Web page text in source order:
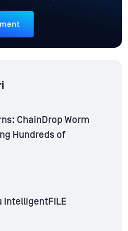
ChainDrop Worm
Hundreds of
IntelligentFILE